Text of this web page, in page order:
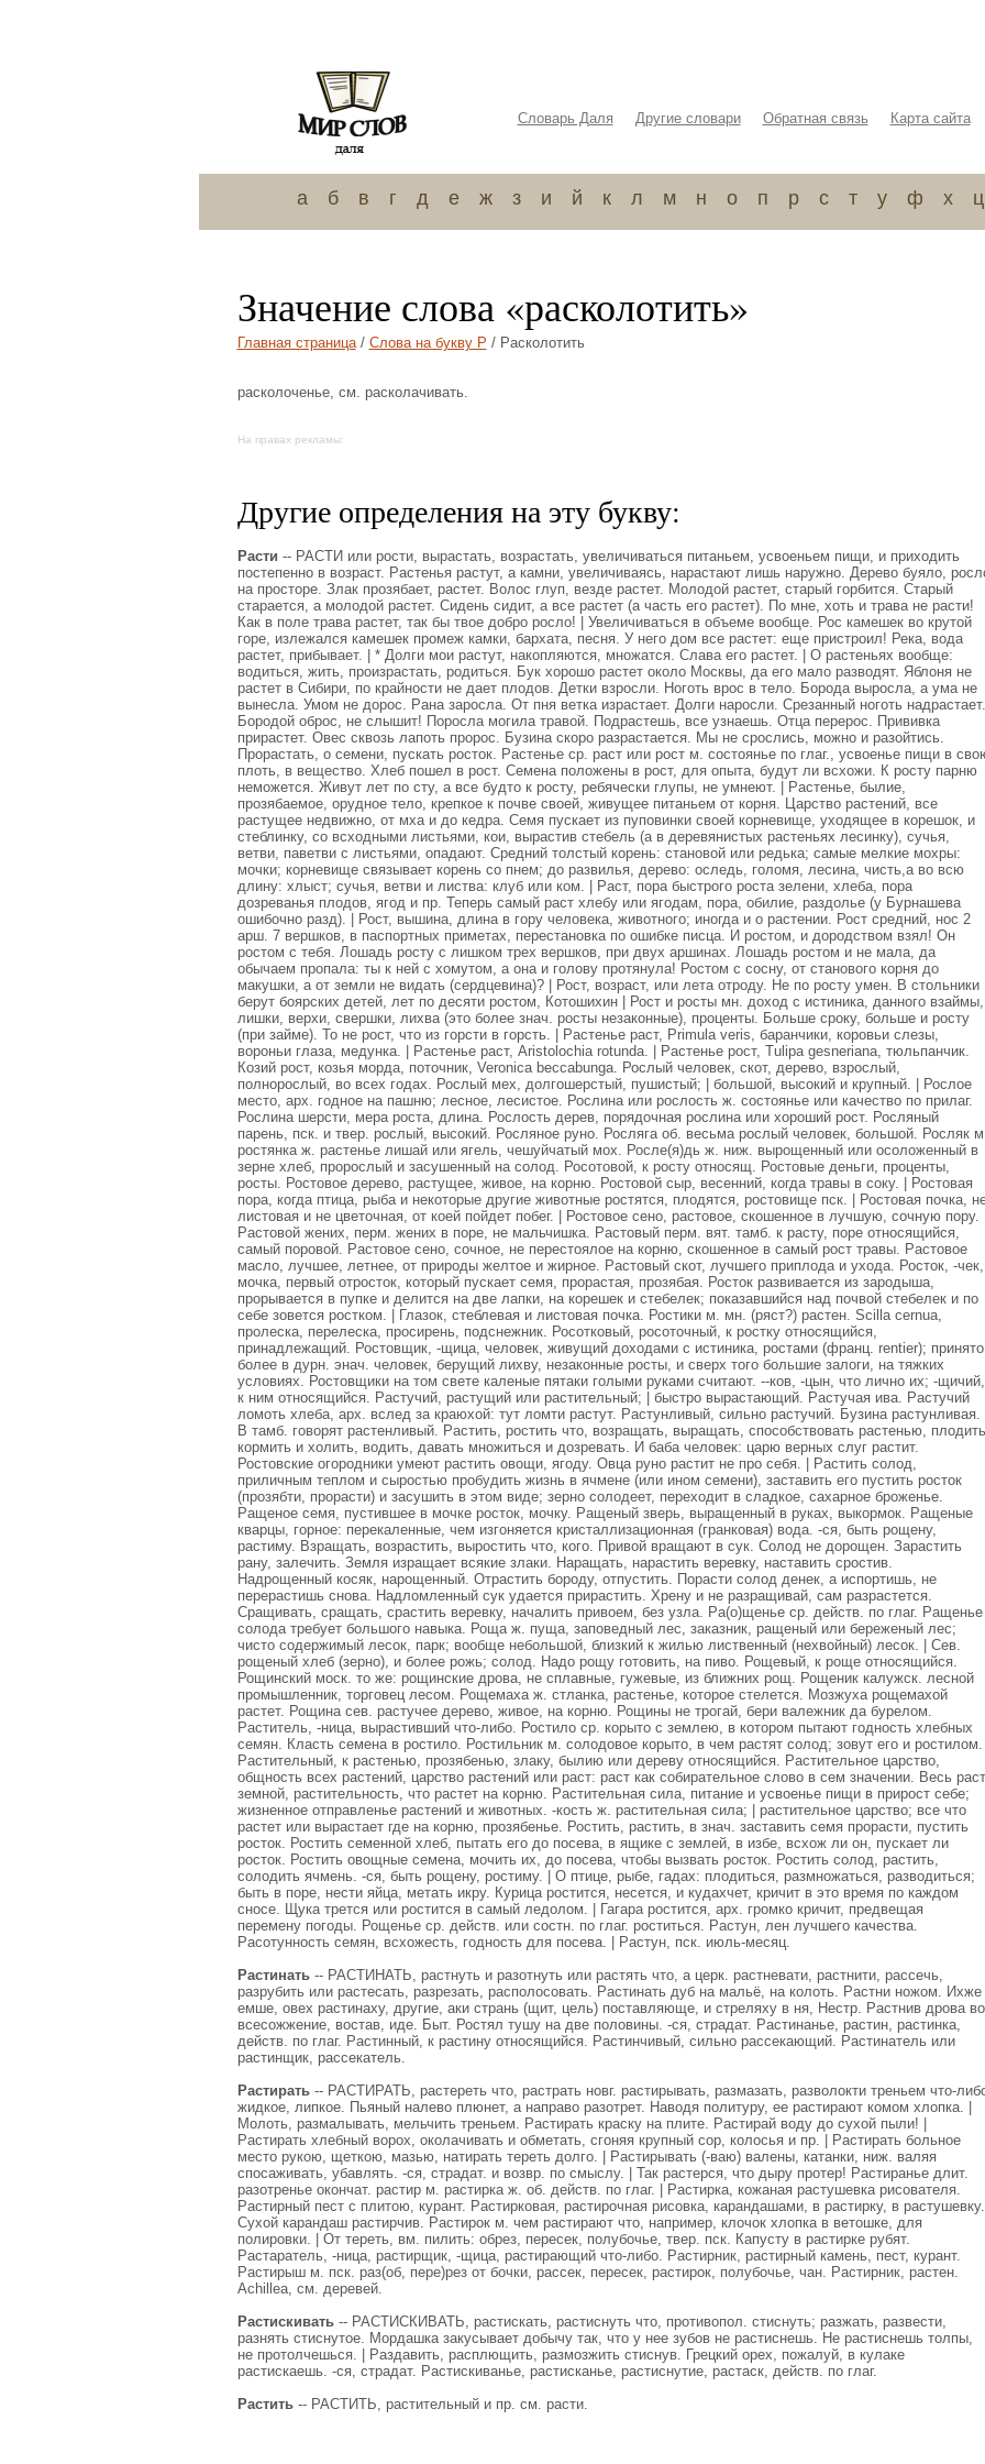
Словарь Даля Другие словари Обратная связь Карта сайта
а б в г д е ж з и й к л м н о п р с т у ф х ц
Значение слова «расколотить»
Главная страница/ Слова на букву Р / Расколотить
расколоченье, см. расколачивать.
На правах рекламы:
Другие определения на эту букву:
Расти -- РАСТИ или рости, вырастать, возрастать, увеличиваться питаньем, усвоеньем пищи, и приходить
постепенно в возраст. Растенья растут, а камни, увеличиваясь, нарастают лишь наружно. Дерево буяло,
на просторе. Злак прозябает, растет. Волос глуп, везде растет. Молодой растет, старый горбится. Старый
старается, а молодой растет. Сидень сидит, а все растет (а часть его растет). По мне, хоть и трава не расти!
Как в поле трава растет, так бы твое добро росло! | Увеличиваться в объеме вообще. Рос камешек во крутой
горе, излежался камешек промеж камки, бархата, песня. У него дом все растет: еще пристроил! Река, вода
растет, прибывает. | * Долги мои растут, накопляются, множатся. Слава его растет. | О растеньях вообще:
водиться, жить, произрастать, родиться. Бук хорошо растет около Москвы, да его мало разводят. Яблоня не
растет в Сибири, по крайности не дает плодов. Детки взросли. Ноготь врос в тело. Борода выросла, а ума не
вынесла. Умом не дорос. Рана заросла. От пня ветка израстает. Долги наросли. Срезанный ноготь надрастает.
Бородой оброс, не слышит! Поросла могила травой. Подрастешь, все узнаешь. Отца перерос. Прививка
прирастет. Овес сквозь лапоть пророс. Бузина скоро разрастается. Мы не срослись, можно и разойтись.
Прорастать, о семени, пускать росток. Растенье ср. раст или рост м. состоянье по глаг., усвоенье пищи в
плоть, в вещество. Хлеб пошел в рост. Семена положены в рост, для опыта, будут ли всхожи. К росту парню
неможется. Живут лет по сту, а все будто к росту, ребячески глупы, не умнеют. | Растенье, былие,
прозябаемое, орудное тело, крепкое к почве своей, живущее питаньем от корня. Царство растений, все
растущее недвижно, от мха и до кедра. Семя пускает из пуповинки своей корневище, уходящее в корешок, и
стеблинку, со всходными листьями, кои, вырастив стебель (а в деревянистых растеньях лесинку), сучья,
ветви, паветви с листьями, опадают. Средний толстый корень: становой или редька; самые мелкие мохры:
мочки; корневище связывает корень со пнем; до развилья, дерево: оследь, голомя, лесина, чисть,а во всю
длину: хлыст; сучья, ветви и листва: клуб или ком. | Раст, пора быстрого роста зелени, хлеба, пора
дозреванья плодов, ягод и пр. Теперь самый раст хлебу или ягодам, пора, обилие, раздолье (у Бурнашева
ошибочно разд). | Рост, вышина, длина в гору человека, животного; иногда и о растении. Рост средний, нос 2
арш. 7 вершков, в паспортных приметах, перестановка по ошибке писца. И ростом, и дородством взял! Он
ростом с тебя. Лошадь росту с лишком трех вершков, при двух аршинах. Лошадь ростом и не мала, да
обычаем пропала: ты к ней с хомутом, а она и голову протянула! Ростом с сосну, от станового корня до
макушки, а от земли не видать (сердцевина)? | Рост, возраст, или лета отроду. Не по росту умен. В стольники
берут боярских детей, лет по десяти ростом, Котошихин | Рост и росты мн. доход с истиника, данного взаймы,
лишки, верхи, свершки, лихва (это более знач. росты незаконные), проценты. Больше сроку, больше и росту
(при займе). То не рост, что из горсти в горсть. | Растенье раст, Primula veris, баранчики, коровьи слезы,
вороньи глаза, медунка. | Растенье раст, Aristolochia rotundа. | Растенье рост, Tulipa gesneriana, тюльпанчик.
Козий рост, козья морда, поточник, Veronica beccabunga. Рослый человек, скот, дерево, взрослый,
полнорослый, во всех годах. Рослый мех, долгошерстый, пушистый; | большой, высокий и крупный. | Рослое
место, арх. годное на пашню; лесное, лесистое. Рослина или рослость ж. состоянье или качество по прилаг.
Рослина шерсти, мера роста, длина. Рослость дерев, порядочная рослина или хороший рост. Росляный
парень, пск. и твер. рослый, высокий. Росляное руно. Росляга об. весьма рослый человек, большой. Росляк
ростянка ж. растенье лишай или ягель, чешуйчатый мох. Росле(я)дь ж. ниж. вырощенный или осоложенный в
зерне хлеб, пророслый и засушенный на солод. Росотовой, к росту относящ. Ростовые деньги, проценты,
росты. Ростовое дерево, растущее, живое, на корню. Ростовой сыр, весенний, когда травы в соку. | Ростовая
пора, когда птица, рыба и некоторые другие животные ростятся, плодятся, ростовище пск. | Ростовая почка,
листовая и не цветочная, от коей пойдет побег. | Ростовое сено, растовое, скошенное в лучшую, сочную пору.
Растовой жених, перм. жених в поре, не мальчишка. Растовый перм. вят. тамб. к расту, поре относящийся,
самый поровой. Растовое сено, сочное, не перестоялое на корню, скошенное в самый рост травы. Растовое
масло, лучшее, летнее, от природы желтое и жирное. Растовый скот, лучшего приплода и ухода. Росток, -чек,
мочка, первый отросток, который пускает семя, прорастая, прозябая. Росток развивается из зародыша,
прорывается в пупке и делится на две лапки, на корешек и стебелек; показавшийся над почвой стебелек и по
себе зовется ростком. | Глазок, стеблевая и листовая почка. Ростики м. мн. (ряст?) растен. Scilla cernua,
пролеска, перелеска, просирень, подснежник. Росотковый, росоточный, к ростку относящийся,
принадлежащий. Ростовщик, -щица, человек, живущий доходами с истиника, ростами (франц. rentier); принято
более в дурн. энач. человек, берущий лихву, незаконные росты, и сверх того большие залоги, на тяжких
условиях. Ростовщики на том свете каленые пятаки голыми руками считают. --ков, -цын, что лично их; -щичий,
к ним относящийся. Растучий, растущий или растительный; | быстро вырастающий. Растучая ива. Растучий
ломоть хлеба, арх. вслед за краюхой: тут ломти растут. Растунливый, сильно растучий. Бузина растунливая.
В тамб. говорят растенливый. Растить, ростить что, возращать, выращать, способствовать растенью,
кормить и холить, водить, давать множиться и дозревать. И баба человек: царю верных слуг растит.
Ростовские огородники умеют растить овощи, ягоду. Овца руно растит не про себя. | Растить солод,
приличным теплом и сыростью пробудить жизнь в ячмене (или ином семени), заставить его пустить росток
(прозябти, прорасти) и засушить в этом виде; зерно солодеет, переходит в сладкое, сахарное броженье.
Ращеное семя, пустившее в мочке росток, мочку. Ращеный зверь, выращенный в руках, выкормок. Ращеные
кварцы, горное: перекаленные, чем изгоняется кристаллизационная (гранковая) вода. -ся, быть рощену,
растиму. Взращать, возрастить, выростить что, кого. Привой вращают в сук. Солод не дорощен. Зарастить
рану, залечить. Земля изращает всякие злаки. Наращать, нарастить веревку, наставить сростив.
Надрощенный косяк, нарощенный. Отрастить бороду, отпустить. Порасти солод денек, а испортишь, не
перерастишь снова. Надломленный сук удается прирастить. Хрену и не разращивай, сам разрастется.
Сращивать, сращать, срастить веревку, началить привоем, без узла. Ра(о)щенье ср. действ. по глаг. Ращенье
солода требует большого навыка. Роща ж. пуща, заповедный лес, заказник, ращеный или береженый лес;
чисто содержимый лесок, парк; вообще небольшой, близкий к жилью лиственный (нехвойный) лесок. | Сев.
рощеный хлеб (зерно), и более рожь; солод. Надо рощу готовить, на пиво. Рощевый, к роще относящийся.
Рощинский моск. то же: рощинские дрова, не сплавные, гужевые, из ближних рощ. Рощеник калужск. лесной
промышленник, торговец лесом. Рощемаха ж. стланка, растенье, которое стелется. Мозжуха рощемахой
растет. Рощина сев. растучее дерево, живое, на корню. Рощины не трогай, бери валежник да бурелом.
Раститель, -ница, вырастивший что-либо. Ростило ср. корыто с землею, в котором пытают годность хлебных
семян. Класть семена в ростило. Ростильник м. солодовое корыто, в чем растят солод; зовут его и ростилом.
Растительный, к растенью, прозябенью, злаку, былию или дереву относящийся. Растительное царство,
общность всех растений, царство растений или раст: раст как собирательное слово в сем значении. Весь раст
земной, растительность, что растет на корню. Растительная сила, питание и усвоенье пищи в прирост себе;
жизненное отправленье растений и животных. -кость ж. растительная сила; | растительное царство; все что
растет или вырастает где на корню, прозябенье. Ростить, растить, в знач. заставить семя прорасти, пустить
росток. Ростить семенной хлеб, пытать его до посева, в ящике с землей, в избе, всхож ли он, пускает ли
росток. Ростить овощные семена, мочить их, до посева, чтобы вызвать росток. Ростить солод, растить,
солодить ячмень. -ся, быть рощену, ростиму. | О птице, рыбе, гадах: плодиться, размножаться, разводиться;
быть в поре, нести яйца, метать икру. Курица ростится, несется, и кудахчет, кричит в это время по каждом
сносе. Щука трется или ростится в самый ледолом. | Гагара ростится, арх. громко кричит, предвещая
перемену погоды. Рощенье ср. действ. или состн. по глаг. роститься. Растун, лен лучшего качества.
Расотунность семян, всхожесть, годность для посева. | Растун, пск. июль-месяц.
Растинать-- РАСТИНАТЬ, растнуть и разотнуть или растять что, а церк. растневати, растнити, рассечь,
разрубить или растесать, разрезать, располосовать. Растинать дуб на мальё, на колоть. Растни ножом. Ихже
емше, овех растинаху, другие, аки странь (щит, цель) поставляюще, и стреляху в ня, Нестр. Растнив дрова во
всесожжение, востав, иде. Быт. Ростял тушу на две половины. -ся, страдат. Растинанье, растин, растинка,
действ. по глаг. Растинный, к растину относящийся. Растинчивый, сильно рассекающий. Растинатель или
растинщик, рассекатель.
Растирать-- РАСТИРАТЬ, растереть что, растрать новг. растирывать, размазать, разволокти треньем что-
жидкое, липкое. Пьяный налево плюнет, а направо разотрет. Наводя политуру, ее растирают комом хлопка. |
Молоть, размалывать, мельчить треньем. Растирать краску на плите. Растирай воду до сухой пыли! |
Растирать хлебный ворох, околачивать и обметать, сгоняя крупный сор, колосья и пр. | Растирать больное
место рукою, щеткою, мазью, натирать тереть долго. | Растирывать (-ваю) валены, катанки, ниж. валяя
спосаживать, убавлять. -ся, страдат. и возвр. по смыслу. | Так растерся, что дыру протер! Растиранье длит.
разотренье окончат. растир м. растирка ж. об. действ. по глаг. | Растирка, кожаная растушевка рисователя.
Растирный пест с плитою, курант. Растирковая, растирочная рисовка, карандашами, в растирку, в растушевку.
Сухой карандаш растирчив. Растирок м. чем растирают что, например, клочок хлопка в ветошке, для
полировки. | От тереть, вм. пилить: обрез, пересек, полубочье, твер. пск. Капусту в растирке рубят.
Растаратель, -ница, растирщик, -щица, растирающий что-либо. Растирник, растирный камень, пест, курант.
Растирыш м. пск. раз(об, пере)рез от бочки, рассек, пересек, растирок, полубочье, чан. Растирник, растен.
Achilleа, см. деревей.
Растискивать-- РАСТИСКИВАТЬ, растискать, растиснуть что, противопол. стиснуть; разжать, развести,
разнять стиснутое. Мордашка закусывает добычу так, что у нее зубов не растиснешь. Не растиснешь толпы,
не протолчешься. | Раздавить, расплющить, размозжить стиснув. Грецкий орех, пожалуй, в кулаке
растискаешь. -ся, страдат. Растискиванье, растисканье, растиснутие, растаск, действ. по глаг.
Растить-- РАСТИТЬ, растительный и пр. см. расти.